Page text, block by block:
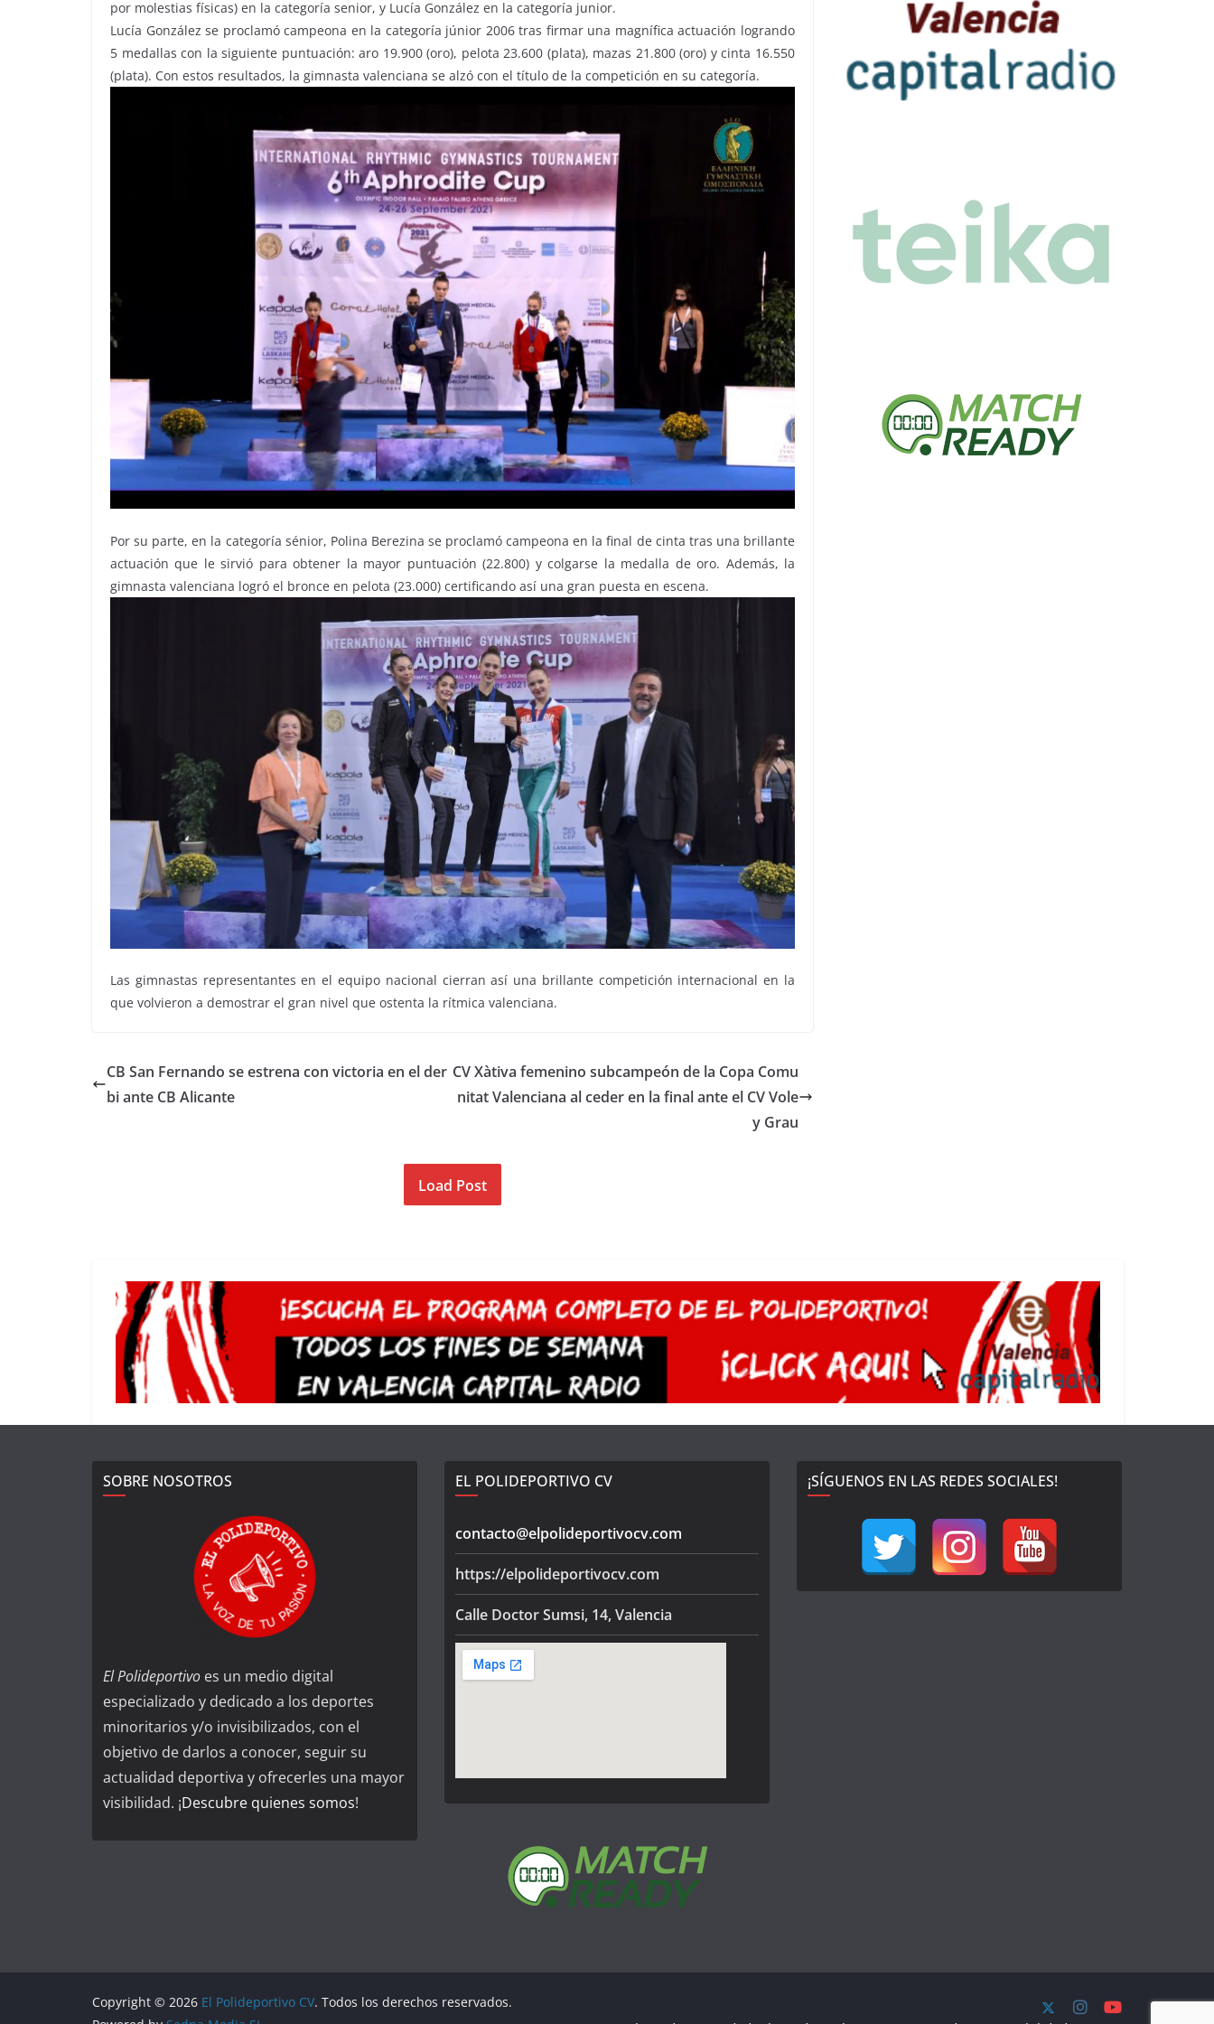
por molestias físicas) en la categoría senior, y Lucía González en la categoría junior.
Lucía González se proclamó campeona en la categoría júnior 2006 tras firmar una magnífica actuación logrando
5 medallas con la siguiente puntuación: aro 19.900 (oro), pelota 23.600 (plata), mazas 21.800 (oro) y cinta 16.550
(plata). Con estos resultados, la gimnasta valenciana se alzó con el título de la competición en su categoría.
Por su parte, en la categoría sénior, Polina Berezina se proclamó campeona en la final de cinta tras una brillante
actuación que le sirvió para obtener la mayor puntuación (22.800) y colgarse la medalla de oro. Además, la
gimnasta valenciana logró el bronce en pelota (23.000) certificando así una gran puesta en escena.
Las gimnastas representantes en el equipo nacional cierran así una brillante competición internacional en la
que volvieron a demostrar el gran nivel que ostenta la rítmica valenciana.
CB San Fernando se estrena con victoria en el der
bi ante CB Alicante
CV Xàtiva femenino subcampeón de la Copa Comu
nitat Valenciana al ceder en la final ante el CV Vole
y Grau
Load Post
SOBRE NOSOTROS
El Polideportivo es un medio digital
especializado y dedicado a los deportes
minoritarios y/o invisibilizados, con el
objetivo de darlos a conocer, seguir su
actualidad deportiva y ofrecerles una mayor
visibilidad. ¡Descubre quienes somos!
EL POLIDEPORTIVO CV
contacto@elpolideportivocv.com
https://elpolideportivocv.com
Calle Doctor Sumsi, 14, Valencia
¡SÍGUENOS EN LAS REDES SOCIALES!
Copyright © 2026 El Polideportivo CV. Todos los derechos reservados.